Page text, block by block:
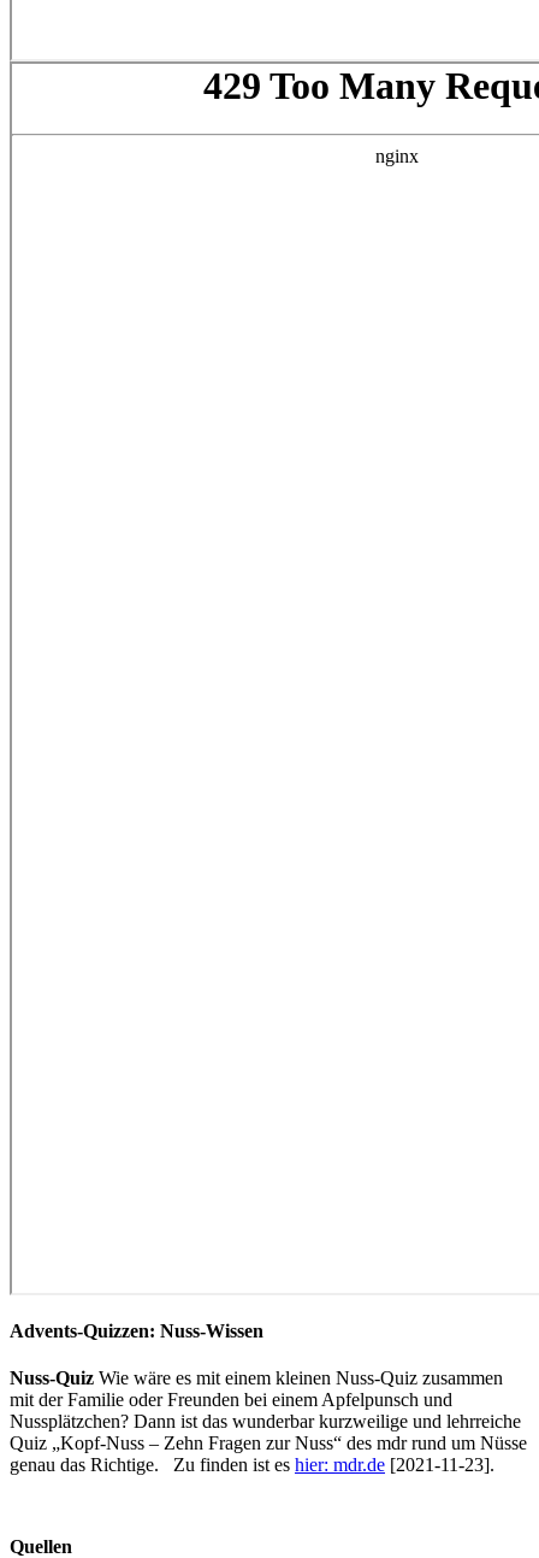
Advents-Quizzen: Nuss-Wissen
Nuss-Quiz Wie wäre es mit einem kleinen Nuss-Quiz zusammen
mit der Familie oder Freunden bei einem Apfelpunsch und
Nussplätzchen? Dann ist das wunderbar kurzweilige und lehrreiche
Quiz „Kopf-Nuss – Zehn Fragen zur Nuss“ des mdr rund um Nüsse
genau das Richtige. Zu finden ist es hier: mdr.de [2021-11-23].
Quellen